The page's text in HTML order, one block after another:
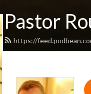
Pastor
https://